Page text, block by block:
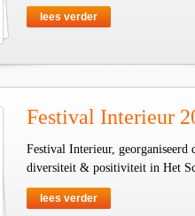
lees verder
Festival Interieur
Festival Interieur,
diversiteit & positiviteit in Het
lees verder